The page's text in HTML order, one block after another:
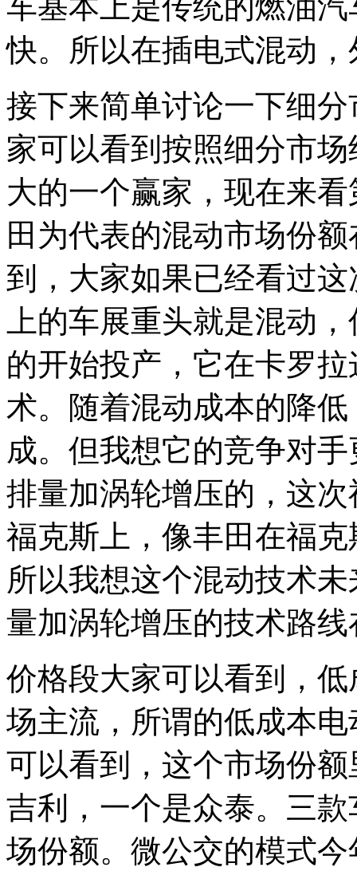
快。所以在插电式混动
接下来简单讨论一下细
家可以看到按照细分市
大的一个赢家，现在来
田为代表的混动市场份
到，大家如果已经看过
上的车展重头就是混动
的开始投产，它在卡罗
术。随着混动成本的降
成。但我想它的竞争对
排量加涡轮增压的，这
福克斯上，像丰田在福
所以我想这个混动技术
量加涡轮增压的技术路
价格段大家可以看到，
场主流，所谓的低成本
可以看到，这个市场份
吉利，一个是众泰。三
场份额。微公交的模式